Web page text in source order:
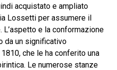
acquistato e ampliato
Lossetti per assumere il
e la conformazione
da un significativo
che le ha conferito una
Le numerose stanze